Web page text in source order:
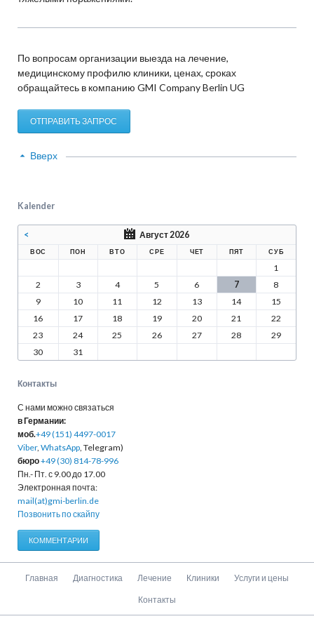
По вопросам организации выезда на лечение,
медицинскому профилю клиники, ценах, сроках
обращайтесь в компанию GMI Company Berlin UG
ОТПРАВИТЬ ЗАПРОС
Вверх
Kalender
< Август 2026
ВОС ПОН ВТО СРЕ ЧЕТ ПЯТ СУБ
1
2
3 4 5 6 7
8
9
10 11 12 13 14
15
16
17 18 19 20 21
22
23
24 25 26 27 28
29
30
31
Контакты
С нами можно связаться
в Германии:
моб.+49 (151) 4497-0017
Viber, WhatsApp, Telegram)
бюро+49 (30) 814-78-996
Пн.- Пт. с 9.00 до 17.00
Электронная почта:
mail(at)gmi-berlin.de
Позвонить по скайпу
КОММЕНТАРИИ
Пропустить
Главная Диагностика Лечение Клиники Услуги и цены
Контакты